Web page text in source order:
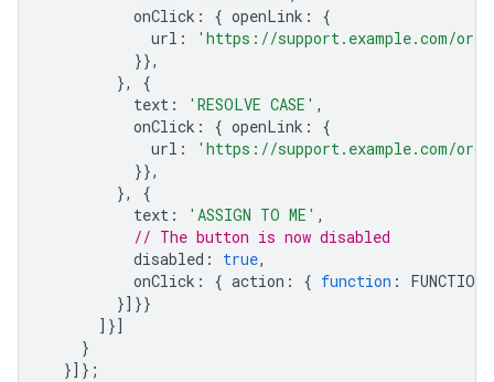
onClick : { openLink :
{
url :
'https://support.example.com/
}},
},
{
text : 'RESOLVE CASE' ,
onClick : { openLink :
{
url :
'https://support.example.com/
}},
},
{
text : 'ASSIGN TO ME' ,
// The button is now disabled
disabled : true,
onClick : { action : { function :
}]}}
]}]
}
}]};